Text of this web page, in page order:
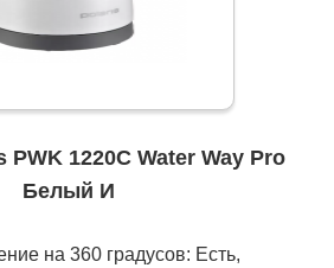
PWK 1220C Water Way Pro
Белый И
на 360 градусов: Есть,